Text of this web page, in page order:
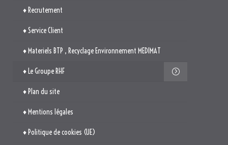
♦ Plan du site
♦ Mentions légales
♦ Politique de cookies (UE)
TROUVEZ-NOUS
514. Avenue Jean Monnet